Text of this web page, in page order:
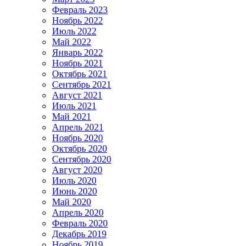
Февраль 2023
Ноябрь 2022
Июль 2022
Май 2022
Январь 2022
Ноябрь 2021
Октябрь 2021
Сентябрь 2021
Август 2021
Июль 2021
Май 2021
Апрель 2021
Ноябрь 2020
Октябрь 2020
Сентябрь 2020
Август 2020
Июль 2020
Июнь 2020
Май 2020
Апрель 2020
Февраль 2020
Декабрь 2019